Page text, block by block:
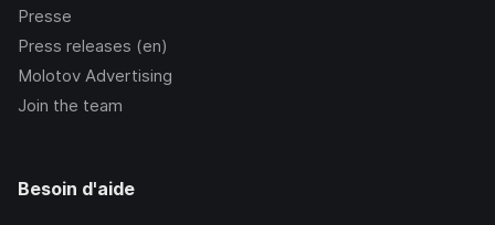
Presse
Press releases (en)
Molotov Advertising
Join the team
Besoin d'aide